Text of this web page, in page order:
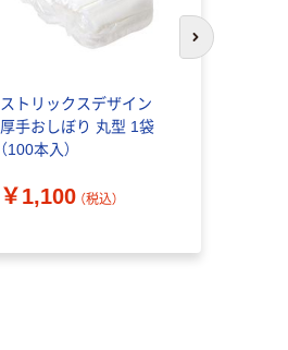
ストリックスデザイン
厚手おしぼり 丸型 1袋
（100本入）
￥1,100 （税込）
次のスライド